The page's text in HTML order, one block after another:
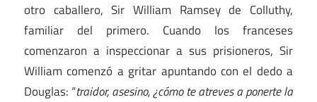
otro caballero, Sir William Ramsey de Colluthy,
familiar del primero. Cuando los franceses
comenzaron a inspeccionar a sus prisioneros, Sir
William comenzó a gritar apuntando con el dedo a
Douglas: “traidor, asesino, ¿cómo te atreves a ponerte la